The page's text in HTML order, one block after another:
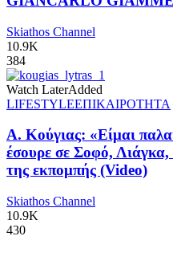
Skiathos Channel
10.9K
384
Watch LaterAdded
LIFESTYLEΕΠΙΚΑΙΡΟΤΗΤΑ
Α. Κούγιας: «Είμαι
έσουρε σε Σοφό,
της εκπομπής (Video)
Skiathos Channel
10.9K
430